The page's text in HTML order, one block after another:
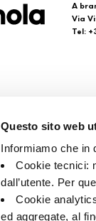
Questo sito web
Informiamo che in
Cookie tecnici:
dall’utente. Per
Cookie
ed aggregate, al
A
Via
Tel: